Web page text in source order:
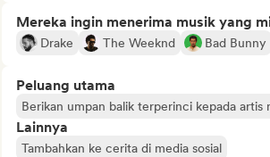
Mereka ingin menerima musik yang
Drake The Weeknd Bad Bunny
Peluang utama
Berikan umpan balik terperinci kepada
Lainnya
Tambahkan ke cerita di media sosial